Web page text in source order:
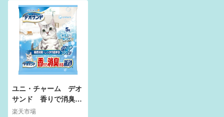
紙砂 ネコ砂 溶ける 固
まる 猫 アイリスオー
ヤマ
ユニ・チャーム デオ
サンド 香りで消臭す
る紙砂 猫砂 ナチュ
楽天市場